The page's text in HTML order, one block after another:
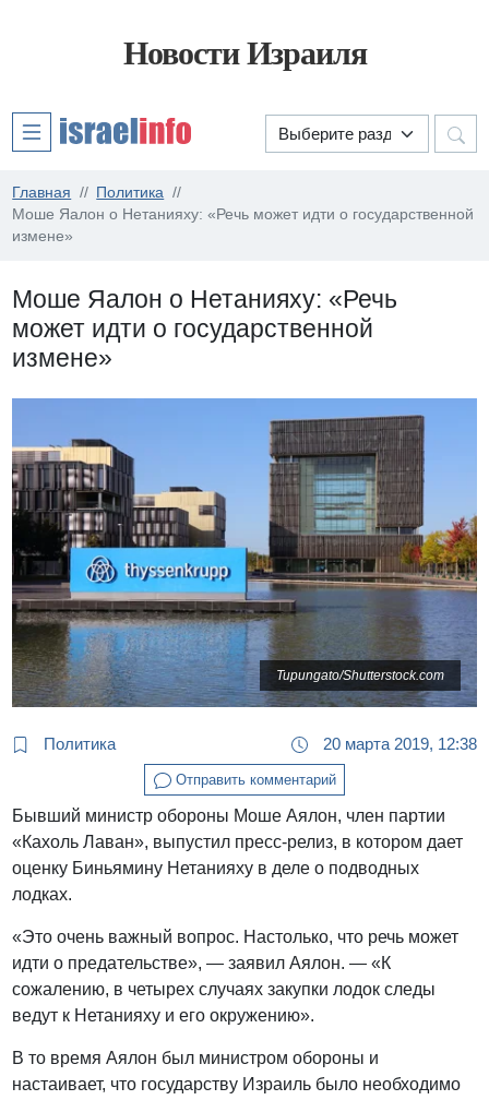
Новости Израиля
Главная
Политика
Моше Яалон о Нетанияху: «Речь может идти о государственной
измене»
Моше Яалон о Нетанияху: «Речь
может идти о государственной
измене»
Tupungato/Shutterstock.com
Политика 20 марта 2019, 12:38
Отправить комментарий
Бывший министр обороны Моше Аялон, член партии
«Кахоль Лаван», выпустил пресс-релиз, в котором дает
оценку Биньямину Нетанияху в деле о подводных
лодках.
«Это очень важный вопрос. Настолько, что речь может
идти о предательстве», — заявил Аялон. — «К
сожалению, в четырех случаях закупки лодок следы
ведут к Нетанияху и его окружению».
В то время Аялон был министром обороны и
настаивает, что государству Израиль было необходимо